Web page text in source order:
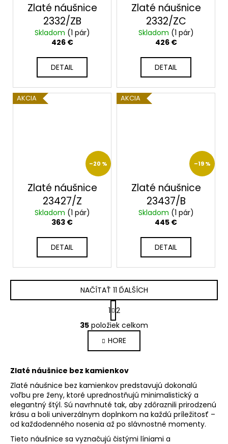
Zlaté náušnice
2332/ZB
Skladom (1 pár)
426 €
DETAIL
Zlaté náušnice
2332/ZC
Skladom (1 pár)
426 €
DETAIL
AKCIA
–20 %
Zlaté náušnice
23427/Z
Skladom (1 pár)
363 €
DETAIL
AKCIA
–19 %
Zlaté náušnice
23437/B
Skladom (1 pár)
445 €
DETAIL
O
v
l
á
d
a
c
i
e
p
r
NAČÍTAŤ 11 ĎALŠÍCH
S
t
r
á
n
k
v
a
n
i
e
1 2
35 položiek celkom
HORE
Zlaté náušnice bez kamienkov
Zlaté náušnice bez kamienkov predstavujú dokonalú
voľbu pre ženy, ktoré uprednostňujú minimalistický a
elegantný štýl. Sú navrhnuté tak, aby zdôraznili prirodzenú
krásu a boli univerzálnym doplnkom na každú príležitosť –
od každodenného nosenia až po slávnostné momenty.
Tieto náušnice sa vyznačujú čistými líniami a